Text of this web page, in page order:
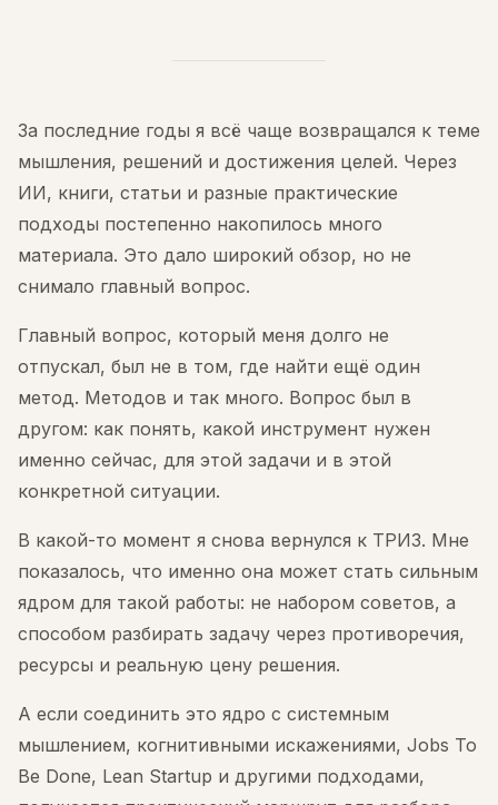
За последние годы я всё чаще возвращался к теме
мышления, решений и достижения целей. Через
ИИ, книги, статьи и разные практические
подходы постепенно накопилось много
материала. Это дало широкий обзор, но не
снимало главный вопрос.
Главный вопрос, который меня долго не
отпускал, был не в том, где найти ещё один
метод. Методов и так много. Вопрос был в
другом: как понять, какой инструмент нужен
именно сейчас, для этой задачи и в этой
конкретной ситуации.
В какой-то момент я снова вернулся к ТРИЗ. Мне
показалось, что именно она может стать сильным
ядром для такой работы: не набором советов, а
способом разбирать задачу через противоречия,
ресурсы и реальную цену решения.
А если соединить это ядро с системным
мышлением, когнитивными искажениями, Jobs To
Be Done, Lean Startup и другими подходами,